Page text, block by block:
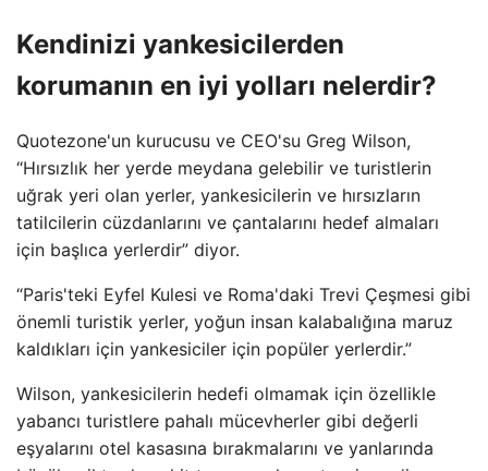
Kendinizi yankesicilerden
korumanın en iyi yolları nelerdir?
Quotezone'un kurucusu ve CEO'su Greg Wilson,
“Hırsızlık her yerde meydana gelebilir ve turistlerin
uğrak yeri olan yerler, yankesicilerin ve hırsızların
tatilcilerin cüzdanlarını ve çantalarını hedef almaları
için başlıca yerlerdir” diyor.
“Paris'teki Eyfel Kulesi ve Roma'daki Trevi Çeşmesi gibi
önemli turistik yerler, yoğun insan kalabalığına maruz
kaldıkları için yankesiciler için popüler yerlerdir.”
Wilson, yankesicilerin hedefi olmamak için özellikle
yabancı turistlere pahalı mücevherler gibi değerli
eşyalarını otel kasasına bırakmalarını ve yanlarında